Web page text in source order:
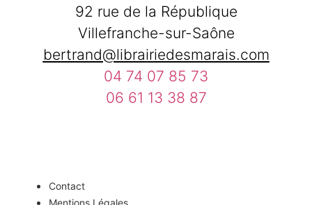
92 rue de la République
Villefranche-sur-Saône
bertrand@librairiedesmarais.com
04 74 07 85 73
06 61 13 38 87
Contact
Mentions Légales